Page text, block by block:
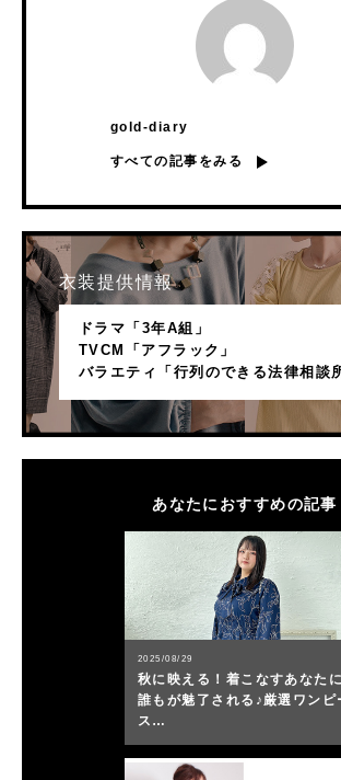
gold-diary
すべての記事をみる
衣装提供情報
ドラマ「3年A組」
TVCM「アフラック」
バラエティ「行列のできる法律相談
あなたにおすすめの記事
2025/08/29
秋に映える！着こなすあなたに
誰もが魅了される♪厳選ワンピ
ス…